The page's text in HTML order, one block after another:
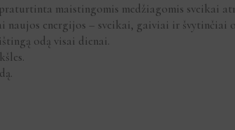
maistingomis medžiagomis sveikai
naujos energijos – sveikai, gaiviai ir švytinčiai
odą visai dienai.